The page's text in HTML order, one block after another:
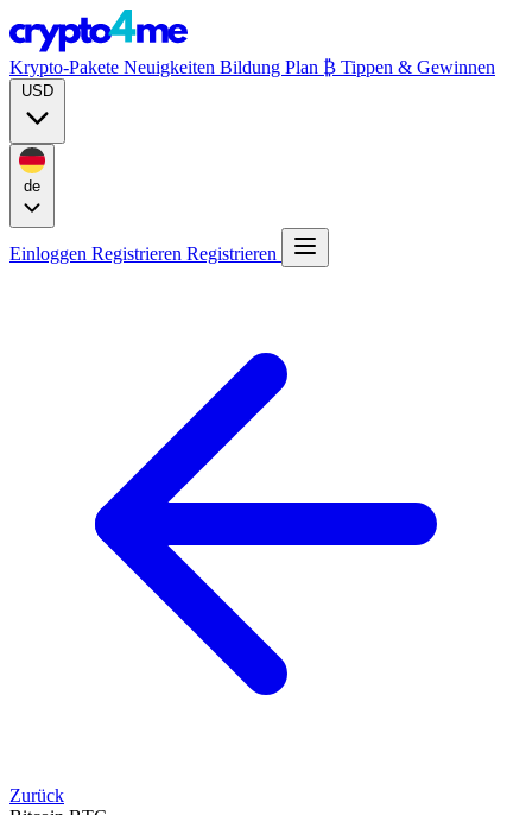
Krypto-Pakete Neuigkeiten Bildung Plan ₿ Tippen & Gewinnen
Einloggen Registrieren Registrieren
Zurück